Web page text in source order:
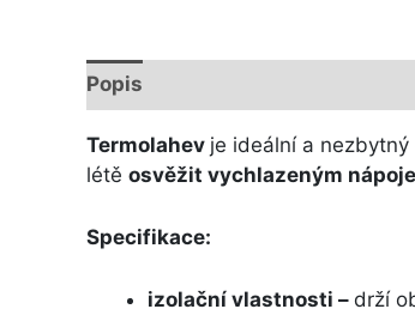
Popis
Termolahev je ideální a
létě osvěžit vychlazeným
Specifikace:
izolační vlastnosti – drží